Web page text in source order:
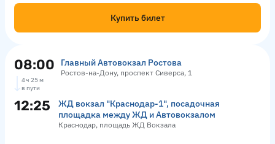
Купить билет
08:00 Главный Автовокзал Ростова
Ростов-на-Дону, проспект Сиверса, 1
4 ч 25 м
в пути
12:25
ЖД вокзал "Краснодар-1", посадочная
площадка между ЖД и Автовокзалом
Краснодар, площадь ЖД Вокзала